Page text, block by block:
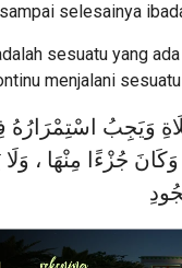
selesainya
sesuatu yang
menjalani
وَيَجِبُ اسْتِمْرَارُهُ
جُزْءًا مِنْهَا ،